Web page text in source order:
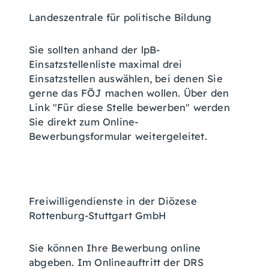
Landeszentrale für politische Bildung
Sie sollten anhand der lpB-
Einsatzstellenliste maximal drei
Einsatzstellen auswählen, bei denen Sie
gerne das FÖJ machen wollen. Über den
Link "Für diese Stelle bewerben" werden
Sie direkt zum Online-
Bewerbungsformular weitergeleitet.
Freiwilligendienste in der Diözese
Rottenburg-Stuttgart GmbH
Sie können Ihre Bewerbung online
abgeben. Im Onlineauftritt der DRS